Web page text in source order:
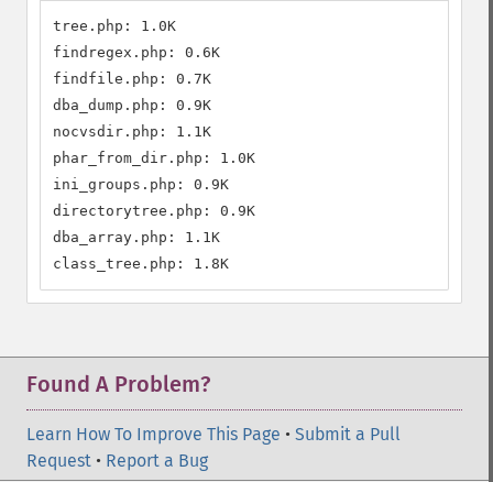
tree.php: 1.0K
findregex.php: 0.6K
findfile.php: 0.7K
dba_dump.php: 0.9K
nocvsdir.php: 1.1K
phar_from_dir.php: 1.0K
ini_groups.php: 0.9K
directorytree.php: 0.9K
dba_array.php: 1.1K
class_tree.php: 1.8K
Found A Problem?
Learn How To Improve This Page • Submit a Pull
Request • Report a Bug